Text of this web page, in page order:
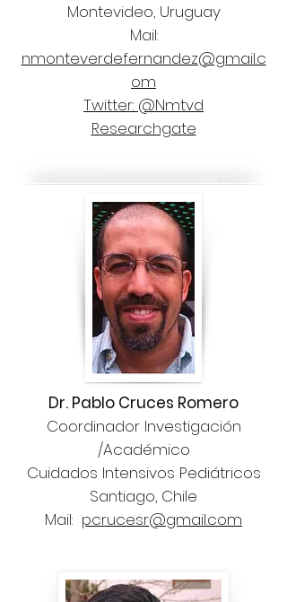
Montevideo, Uruguay
Mail:
nmonteverdefernandez@gmail.c
om
Twitter: @Nmtvd
Researchgate
Dr. Pablo Cruces Romero
Coordinador Investigación
/Académico
Cuidados Intensivos Pediátricos
Santiago, Chile
Mail: pcrucesr@gmail.com